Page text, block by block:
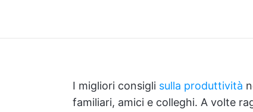
I migliori consigli sulla produttività
familiari, amici e colleghi. A volte